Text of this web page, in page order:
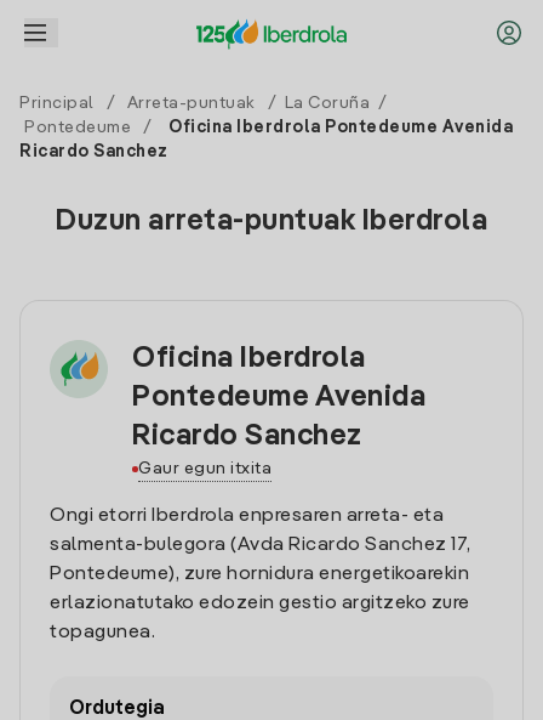
Principal / Arreta-puntuak / La Coruña
/
Pontedeume
/
Oficina Iberdrola Pontedeume Avenida
Ricardo Sanchez
Duzun arreta-puntuak Iberdrola
Oficina Iberdrola
Pontedeume Avenida
Ricardo Sanchez
Gaur egun itxita
Ongi etorri Iberdrola enpresaren arreta- eta
salmenta-bulegora (Avda Ricardo Sanchez 17,
Pontedeume), zure hornidura energetikoarekin
erlazionatutako edozein gestio argitzeko zure
topagunea.
Ordutegia